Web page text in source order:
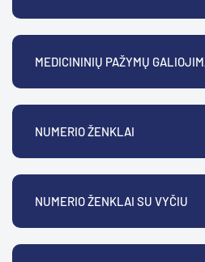
MEDICININIŲ PAŽYMŲ
NUMERIO ŽENKLAI
NUMERIO ŽENKLAI SU VYČIU